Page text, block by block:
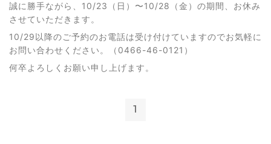
誠に勝手ながら、10/23（日）〜10/28（金）の期間、お休み
させていただきます。
10/29以降のご予約のお電話は受け付けていますのでお気軽に
お問い合わせください。（0466-46-0121）
何卒よろしくお願い申し上げます。
1